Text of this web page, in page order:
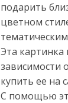
подарить
цветном
Эта картинка
зависимости
купить ее на
С помощью